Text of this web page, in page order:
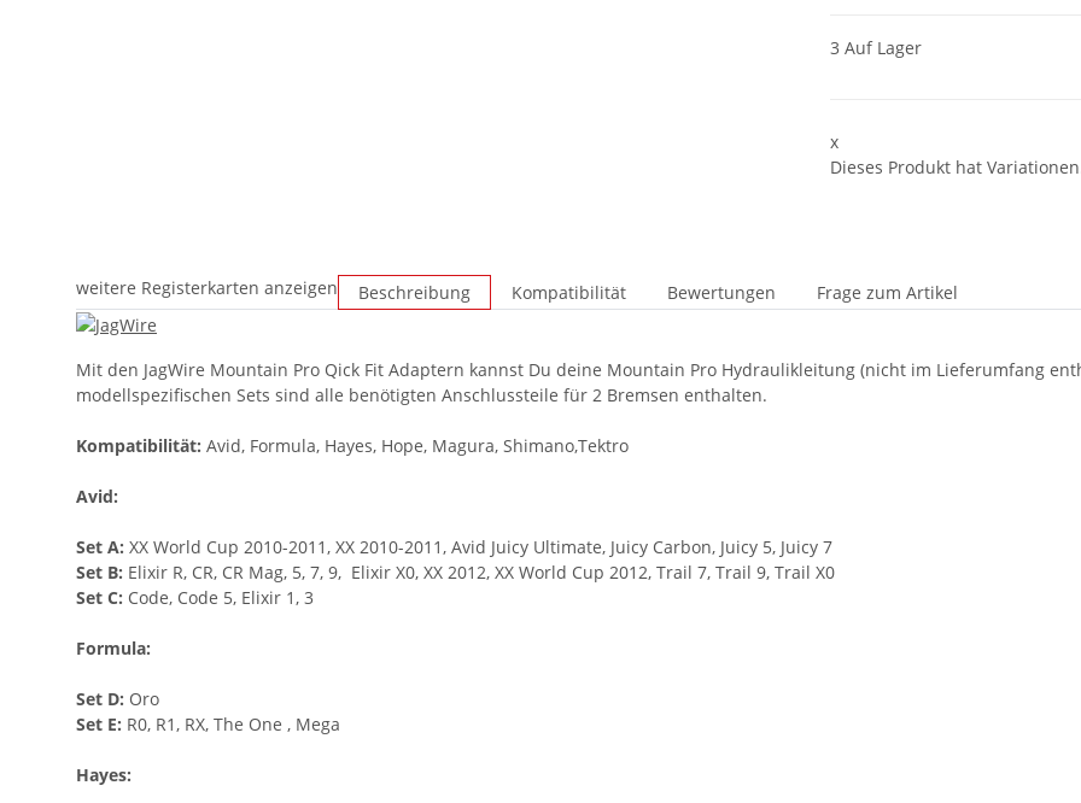
3 Auf Lager
x
Dieses Produkt hat
weitere Registerkarten anzeigen Beschreibung Kompatibilität Bewertungen Frage zum Artikel
Mit den JagWire Mountain Pro Qick Fit Adaptern kannst Du deine Mountain Pro Hydraulikleitung (nicht im Lieferumfang
modellspezifischen Sets sind alle benötigten Anschlussteile für 2 Bremsen enthalten.
Kompatibilität: Avid, Formula, Hayes, Hope, Magura, Shimano,Tektro
Avid:
Set A: XX World Cup 2010-2011, XX 2010-2011, Avid Juicy Ultimate, Juicy Carbon, Juicy 5, Juicy 7
Set B: Elixir R, CR, CR Mag, 5, 7, 9, Elixir X0, XX 2012, XX World Cup 2012, Trail 7, Trail 9, Trail X0
Set C: Code, Code 5, Elixir 1, 3
Formula:
Set D: Oro
Set E: R0, R1, RX, The One , Mega
Hayes: